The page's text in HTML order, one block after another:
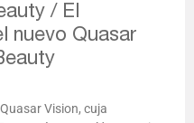
/ El
nuevo Quasar
Vision, cuja